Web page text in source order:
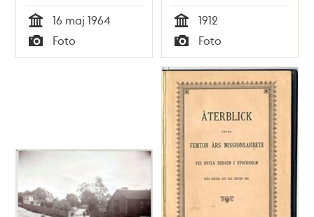
Tid
16 maj 1964
Typ
Foto Tid
1912
Typ
Foto